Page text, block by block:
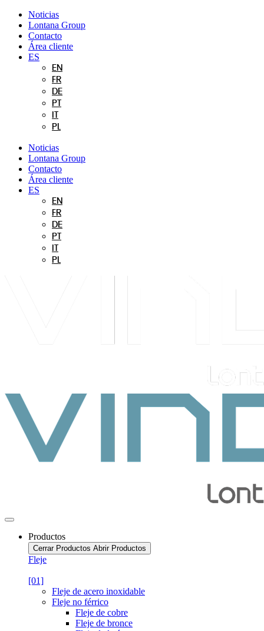
contenido
Noticias
Lontana Group
Contacto
Área cliente
ES
EN
FR
DE
PT
PL
Noticias
Lontana Group
Contacto
Área cliente
ES
EN
FR
DE
PT
PL
Productos
Cerrar Productos Abrir Productos
Fleje
[01]
Fleje de acero inoxidable
Fleje no férrico
Fleje de cobre
Fleje de bronce